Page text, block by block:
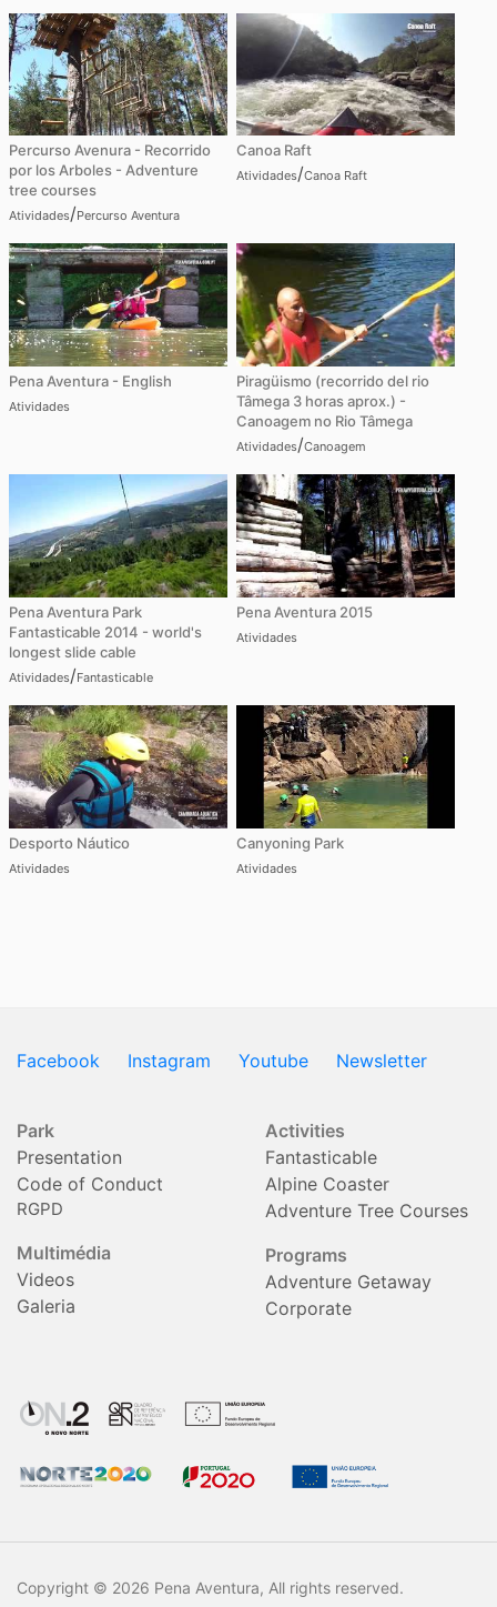
Percurso Avenura - Recorrido
por los Arboles - Adventure
tree courses
Atividades/Percurso Aventura
Canoa Raft
Atividades/Canoa Raft
Pena Aventura - English
Atividades
Piragüismo (recorrido del rio
Tâmega 3 horas aprox.) -
Canoagem no Rio Tâmega
Atividades/Canoagem
Pena Aventura Park
Fantasticable 2014 - world's
longest slide cable
Atividades/Fantasticable
Pena Aventura 2015
Atividades
Desporto Náutico
Atividades
Canyoning Park
Atividades
Facebook Instagram Youtube Newsletter
Park
Presentation
Code of Conduct
RGPD
Multimédia
Videos
Galeria
Activities
Fantasticable
Alpine Coaster
Adventure Tree Courses
Programs
Adventure Getaway
Corporate
Copyright © 2026 Pena Aventura, All rights reserved.